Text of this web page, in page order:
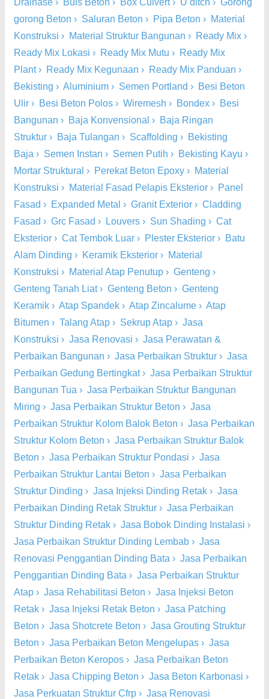
Drainase › Buis Beton › Box Culvert› U ditch › Gorong
gorong Beton › Saluran Beton › Pipa Beton › Material
Konstruksi › Material Struktur Bangunan › Ready Mix ›
Ready Mix Lokasi › Ready Mix Mutu › Ready Mix
Plant› Ready Mix Kegunaan › Ready Mix Panduan ›
Bekisting › Aluminium › Semen Portland › Besi Beton
Ulir › Besi Beton Polos › Wiremesh › Bondex › Besi
Bangunan › Baja Konvensional › Baja Ringan
Struktur › Baja Tulangan › Scaffolding › Bekisting
Baja › Semen Instan › Semen Putih › Bekisting Kayu ›
Mortar Struktural › Perekat Beton Epoxy › Material
Konstruksi › Material Fasad Pelapis Eksterior › Panel
Fasad › Expanded Metal › Granit Exterior › Cladding
Fasad › Grc Fasad › Louvers › Sun Shading › Cat
Eksterior › Cat Tembok Luar › Plester Eksterior › Batu
Alam Dinding › Keramik Eksterior › Material
Konstruksi › Material Atap Penutup › Genteng ›
Genteng Tanah Liat› Genteng Beton › Genteng
Keramik › Atap Spandek › Atap Zincalume › Atap
Bitumen › Talang Atap › Sekrup Atap › Jasa
Konstruksi › Jasa Renovasi › Jasa Perawatan &
Perbaikan Bangunan › Jasa Perbaikan Struktur › Jasa
Perbaikan Gedung Bertingkat› Jasa Perbaikan Struktur
Bangunan Tua › Jasa Perbaikan Struktur Bangunan
Miring › Jasa Perbaikan Struktur Beton › Jasa
Perbaikan Struktur Kolom Balok Beton › Jasa Perbaikan
Struktur Kolom Beton › Jasa Perbaikan Struktur Balok
Beton › Jasa Perbaikan Struktur Pondasi › Jasa
Perbaikan Struktur Lantai Beton › Jasa Perbaikan
Struktur Dinding › Jasa Injeksi Dinding Retak › Jasa
Perbaikan Dinding Retak Struktur › Jasa Perbaikan
Struktur Dinding Retak › Jasa Bobok Dinding Instalasi ›
Jasa Perbaikan Struktur Dinding Lembab › Jasa
Renovasi Penggantian Dinding Bata › Jasa Perbaikan
Penggantian Dinding Bata › Jasa Perbaikan Struktur
Atap › Jasa Rehabilitasi Beton › Jasa Injeksi Beton
Retak › Jasa Injeksi Retak Beton › Jasa Patching
Beton › Jasa Shotcrete Beton › Jasa Grouting Struktur
Beton › Jasa Perbaikan Beton Mengelupas › Jasa
Perbaikan Beton Keropos › Jasa Perbaikan Beton
Retak › Jasa Chipping Beton › Jasa Beton Karbonasi ›
Jasa Perkuatan Struktur Cfrp › Jasa Renovasi